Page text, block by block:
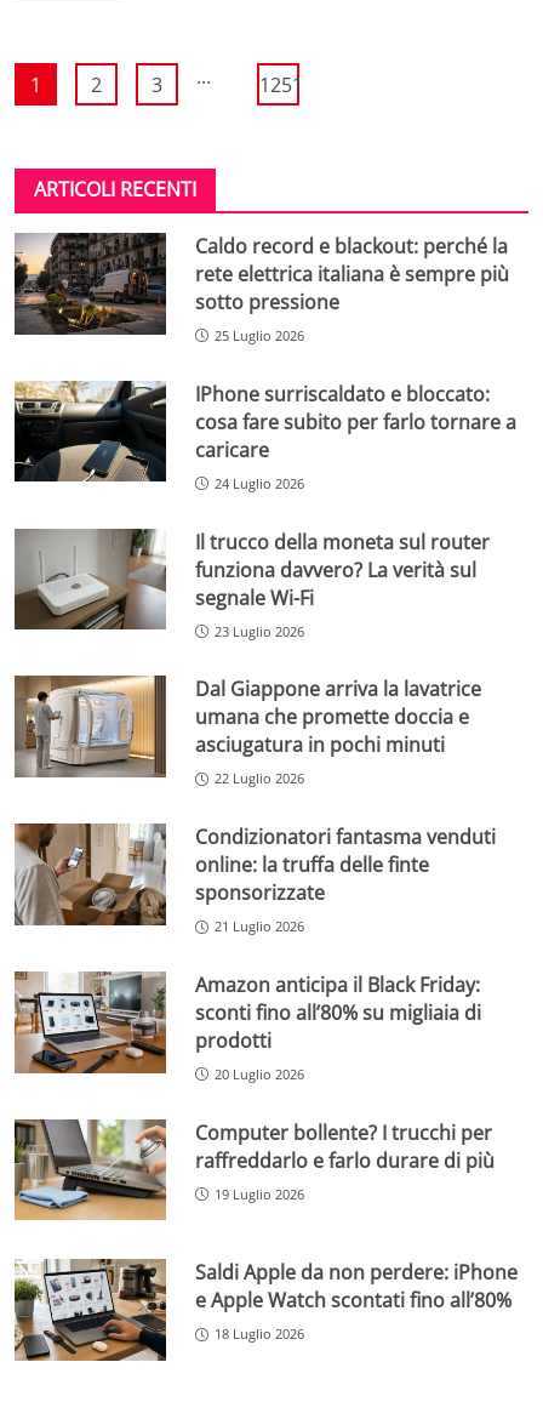
1 2 3 ... 1251
ARTICOLI RECENTI
Caldo record e blackout: perché la
rete elettrica italiana è sempre più
sotto pressione
25 Luglio 2026
IPhone surriscaldato e bloccato:
cosa fare subito per farlo tornare a
caricare
24 Luglio 2026
Il trucco della moneta sul router
funziona davvero? La verità sul
segnale Wi-Fi
23 Luglio 2026
Dal Giappone arriva la lavatrice
umana che promette doccia e
asciugatura in pochi minuti
22 Luglio 2026
Condizionatori fantasma venduti
online: la truffa delle finte
sponsorizzate
21 Luglio 2026
Amazon anticipa il Black Friday:
sconti fino all’80% su migliaia di
prodotti
20 Luglio 2026
Computer bollente? I trucchi per
raffreddarlo e farlo durare di più
19 Luglio 2026
Saldi Apple da non perdere: iPhone
e Apple Watch scontati fino all’80%
18 Luglio 2026